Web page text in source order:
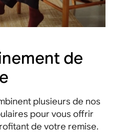
de
plusieurs de nos
pour vous offrir
de votre remise.